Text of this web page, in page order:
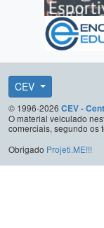
CEV
© 1996-2026 CEV -
O material veiculado
comerciais, segundo os
Obrigado Projeti.ME!!!